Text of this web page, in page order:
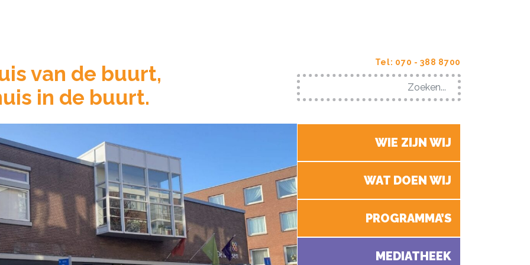
van de buurt,
in de buurt.
Tel: 070 - 388 8700
Search
for:
WIE ZIJN WIJ
WAT DOEN WIJ
PROGRAMMA’S
MEDIATHEEK